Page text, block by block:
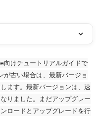
けチュートリアルガイドで
古い場合は、最新バージョ
ます。最新バージョンは、速
りました。まだアップグレー
ロードとアップグレードを行